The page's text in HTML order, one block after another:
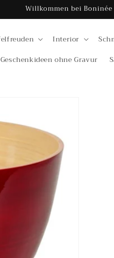
Willkommen bei
Interior
Geschenkideen ohne Gravur